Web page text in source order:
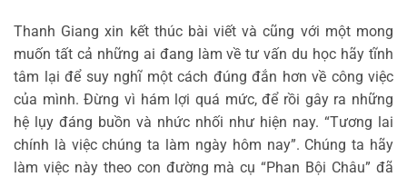
Thanh Giang xin kết thúc bài viết và cũng với một mong
muốn tất cả những ai đang làm về tư vấn du học hãy tĩnh
tâm lại để suy nghĩ một cách đúng đắn hơn về công việc
của mình. Đừng vì hám lợi quá mức, để rồi gây ra những
hệ lụy đáng buồn và nhức nhối như hiện nay. “Tương lai
chính là việc chúng ta làm ngày hôm nay”. Chúng ta hãy
làm việc này theo con đường mà cụ “Phan Bội Châu” đã